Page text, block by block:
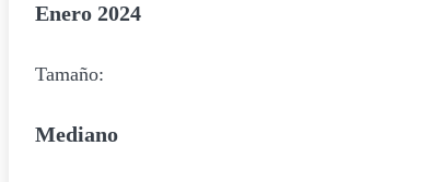
Enero 2024
Tamaño:
Mediano